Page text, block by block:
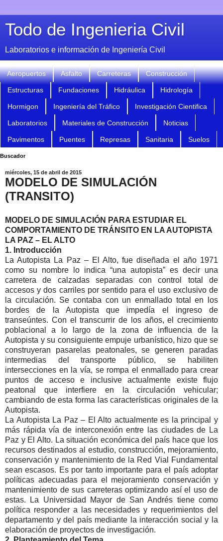
Todo de Ingenieria Civil
Laboratorios e información de Ingeniería Civil
Aeropuertos Asfalto Carreteras Construcción
Estructuras Fundaciones Hidráulica Hidrología
Hormigon Ingeniería del Tráfico Investigación Cientifica
Laboratorios Materiales de Construcción Noticias
Pavimentos Puentes Represas Sanitaria Suelos
Buscador
miércoles, 15 de abril de 2015
MODELO DE SIMULACIÓN
(TRANSITO)
MODELO DE SIMULACIÓN PARA ESTUDIAR EL
COMPORTAMIENTO DE TRÁNSITO EN LA AUTOPISTA
LA PAZ – EL ALTO
1. Introducción
La Autopista La Paz – El Alto, fue diseñada el año 1971
como su nombre lo indica “una autopista” es decir una
carretera de calzadas separadas con control total de
accesos y dos carriles por sentido para el uso exclusivo de
la circulación. Se contaba con un enmallado total en los
bordes de la Autopista que impedía el ingreso de
transeúntes. Con el transcurrir de los años, el crecimiento
poblacional a lo largo de la zona de influencia de la
Autopista y su consiguiente empuje urbanístico, hizo que se
construyeran pasarelas peatonales, se generen paradas
intermedias del transporte público, se habiliten
intersecciones en la vía, se rompa el enmallado para crear
puntos de acceso e inclusive actualmente existe flujo
peatonal que interfiere en la circulación vehicular;
cambiando de esta forma las características originales de la
Autopista.
La Autopista La Paz – El Alto actualmente es la principal y
más rápida vía de interconexión entre las ciudades de La
Paz y El Alto. La situación económica del país hace que los
recursos destinados al estudio, construcción, mejoramiento,
conservación y mantenimiento de la Red Vial Fundamental
sean escasos. Es por tanto importante para el país adoptar
políticas adecuadas para el mejoramiento conservación y
mantenimiento de sus carreteras optimizando así el uso de
estas. La Universidad Mayor de San Andrés tiene como
política responder a las necesidades y requerimientos del
departamento y del país mediante la interacción social y la
elaboración de proyectos de investigación.